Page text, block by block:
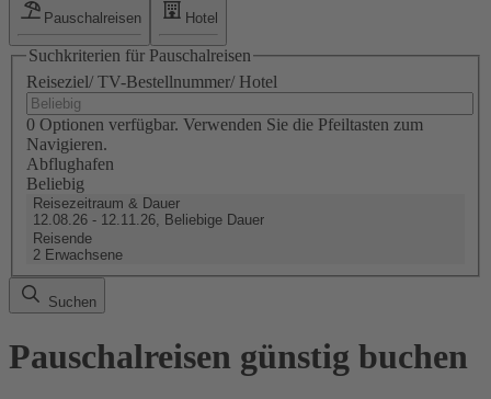
Pauschalreisen Hotel
Suchkriterien für Pauschalreisen
Reiseziel/ TV-Bestellnummer/ Hotel
0 Optionen verfügbar. Verwenden Sie die Pfeiltasten zum
Navigieren.
Abflughafen
Beliebig
Reisezeitraum & Dauer
12.08.26 - 12.11.26, Beliebige Dauer
Reisende
2 Erwachsene
Suchen
Pauschalreisen günstig buchen